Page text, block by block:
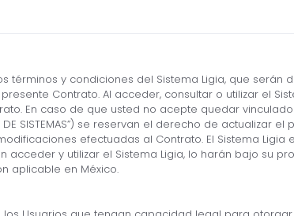
términos y condiciones del Sistema Ligia, que
Contrato. Al acceder, consultar o utilizar el
En caso de que usted no acepte quedar
DE SISTEMAS”) se reservan el derecho de
efectuadas al Contrato. El Sistema
acceder y utilizar el Sistema Ligia, lo harán bajo su
aplicable en México.